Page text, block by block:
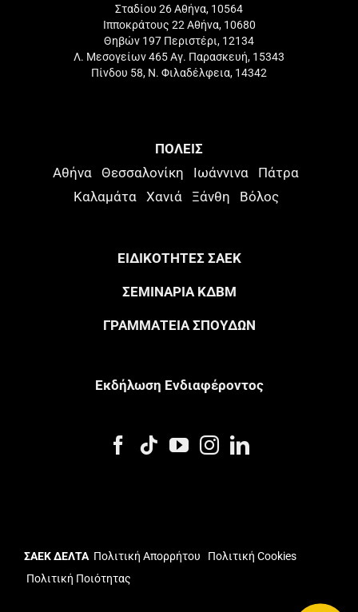
Σταδίου 26 Αθήνα, 10564
Ιπποκράτους 22 Αθήνα, 10680
Θηβών 197 Περιστέρι, 12134
Λ. Μεσογείων 465 Αγ. Παρασκευή, 15343
Πίνδου 58, Ν. Φιλαδέλφεια, 14342
ΠΟΛΕΙΣ
Αθήνα Θεσσαλονίκη Ιωάννινα
Πάτρα
Καλαμάτα
Χανιά Ξάνθη Βόλος
ΕΙΔΙΚΟΤΗΤΕΣ ΣΑΕΚ
ΣΕΜΙΝΑΡΙΑ ΚΔΒΜ
ΓΡΑΜΜΑΤΕΙΑ ΣΠΟΥΔΩΝ
Eκδήλωση Eνδιαφέροντος
ΣΑΕΚ ΔΕΛΤΑ Πολιτική Απορρήτου
Πολιτική Cookies
Πολιτική Ποιότητας